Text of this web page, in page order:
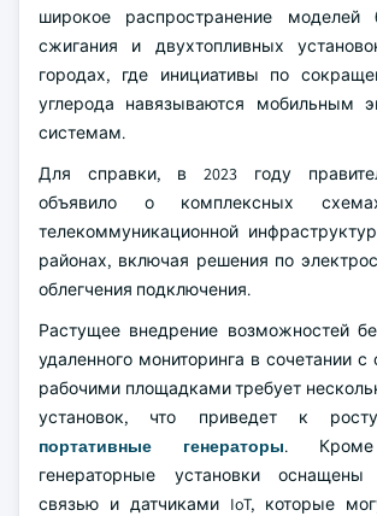
широкое распространение моделей
сжигания и двухтопливных
городах, где инициативы по
углерода навязываются мобильным
системам.
Для справки, в 2023 году
объявило о комплексных
телекоммуникационной
районах, включая решения по
облегчения подключения.
Растущее внедрение возможностей
удаленного мониторинга в сочетании
рабочими площадками требует
установок, что приведет к
портативные генераторы.
генераторные установки оснащены
связью и датчиками IoT, которые